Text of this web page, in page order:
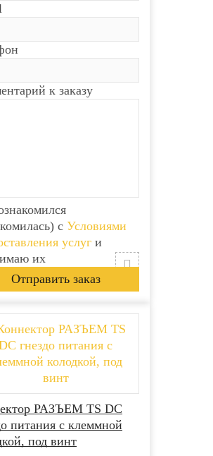
к заказу
с Условиями
услуг и
их
РАЗЪЕМ TS DC
питания с клеммной
под винт